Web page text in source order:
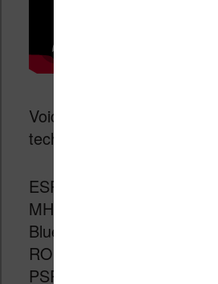
Voici l’ensemble des
techniques :
ESP32-D0WDQ6-V3
MHz, 600 DMIPS, SRAM
Bluetooth double mode
ROM : 16MB
PSRAM : 8MB